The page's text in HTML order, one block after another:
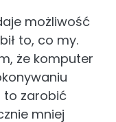
możliwość
to, co my.
że komputer
to zarobić
mniej